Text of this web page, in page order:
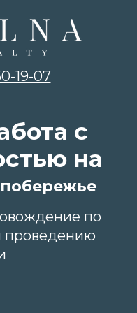
19-07
с
на
по
проведению